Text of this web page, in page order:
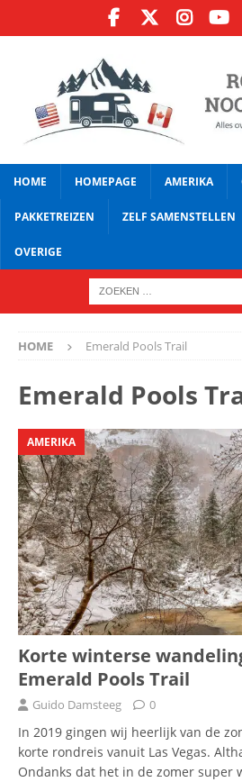
HOME HOMEPAGE AMERIKA
PAKKETREIZEN ZELF SAMENSTELLEN
OVERIGE
HOME Emerald Pools Trail
Emerald Pools
AMERIKA
Korte winterse
Emerald Pools Trail
Guido Damsteeg 0
In 2019 gingen wij heerlijk van de
korte rondreis vanuit Las Vegas.
Ondanks dat het in de zomer super